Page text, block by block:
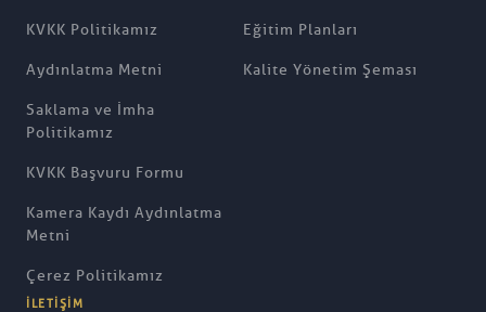
KVKK Politikamız
Aydınlatma Metni
Saklama ve İmha
Politikamız
KVKK Başvuru Formu
Kamera Kaydı Aydınlatma
Metni
Çerez Politikamız
Eğitim Planları
Kalite Yönetim Şeması
İLETIŞIM